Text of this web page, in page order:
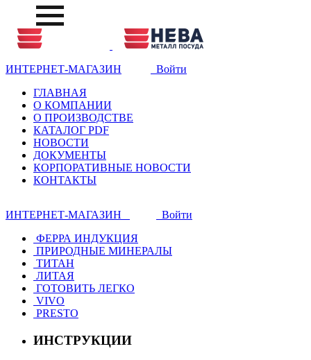
ИНТЕРНЕТ-МАГАЗИН
Войти
ГЛАВНАЯ
О КОМПАНИИ
О ПРОИЗВОДСТВЕ
КАТАЛОГ PDF
НОВОСТИ
ДОКУМЕНТЫ
КОРПОРАТИВНЫЕ НОВОСТИ
КОНТАКТЫ
ИНТЕРНЕТ-МАГАЗИН
Войти
ФЕРРА ИНДУКЦИЯ
ПРИРОДНЫЕ МИНЕРАЛЫ
ТИТАН
ЛИТАЯ
ГОТОВИТЬ ЛЕГКО
VIVO
PRESTO
ИНСТРУКЦИИ